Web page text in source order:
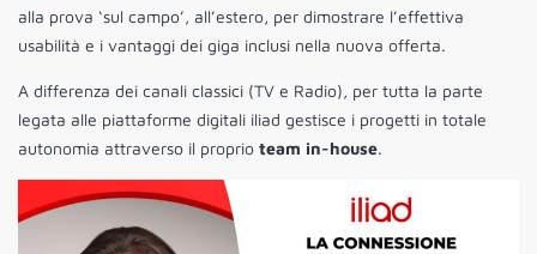
alla prova ‘sul campo’, all’estero, per dimostrare l’effettiva
usabilità e i vantaggi dei giga inclusi nella nuova offerta.
A differenza dei canali classici (TV e Radio), per tutta la parte
legata alle piattaforme digitali iliad gestisce i progetti in totale
autonomia attraverso il proprio team in-house.